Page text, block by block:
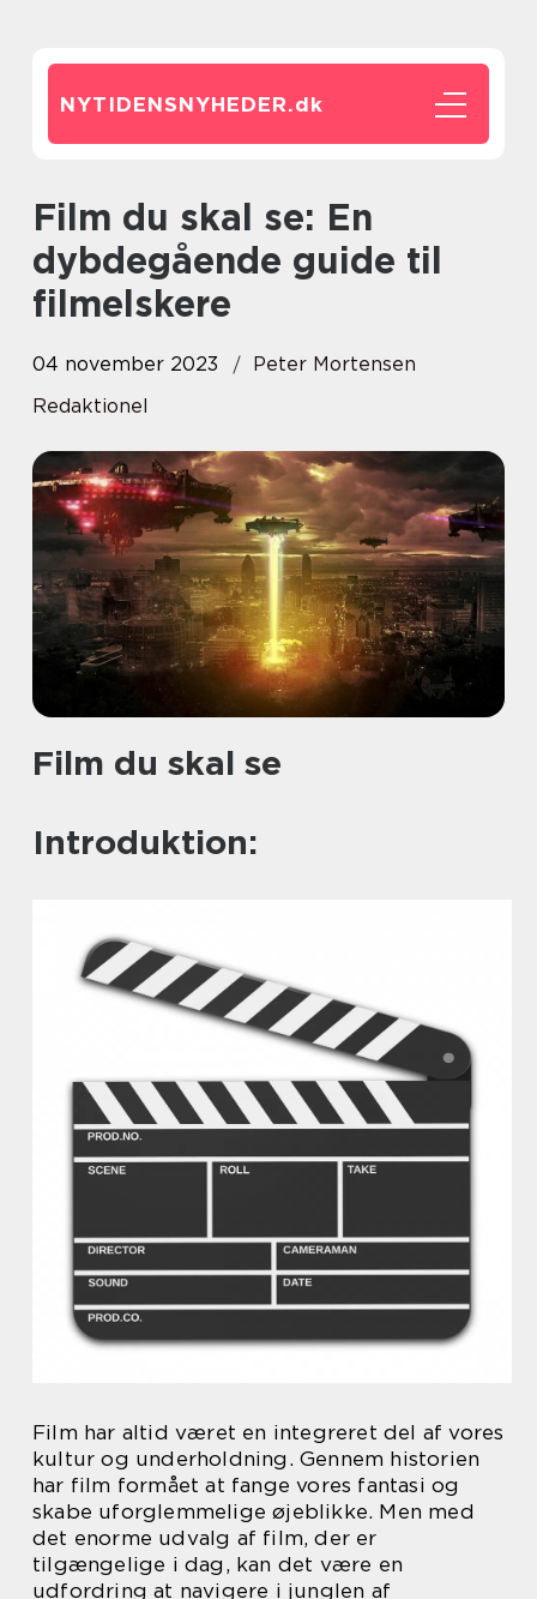
NYTIDENSNYHEDER.dk
Film du skal se: En
dybdegående guide til
filmelskere
04 november 2023
Peter Mortensen
Redaktionel
Film du skal se
Introduktion:
Film har altid været en integreret del af vores
kultur og underholdning. Gennem historien
har film formået at fange vores fantasi og
skabe uforglemmelige øjeblikke. Men med
det enorme udvalg af film, der er
tilgængelige i dag, kan det være en
udfordring at navigere i junglen af